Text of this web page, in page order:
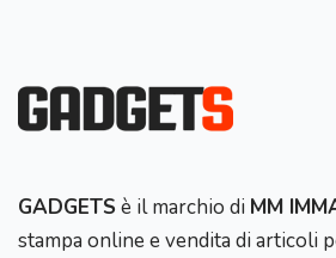
GADGETS è il marchio di MM
stampa online e vendita di articoli